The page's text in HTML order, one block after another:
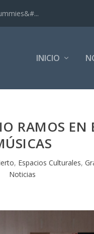
INICIO
RAMOS EN
, Espacios Culturales,
Noticias